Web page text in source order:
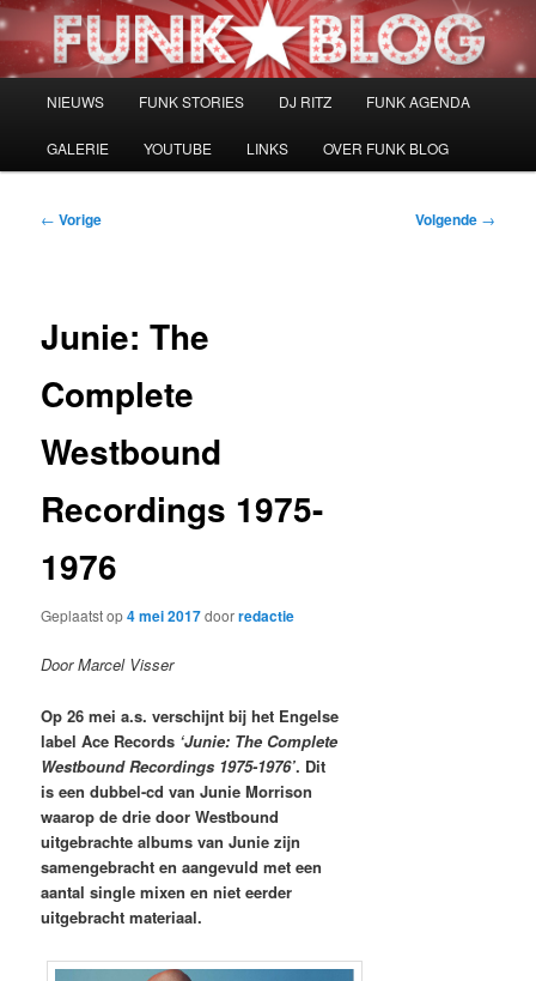
Spring
naar
NIEUWS FUNK STORIES DJ RITZ FUNK AGENDA
GALERIE YOUTUBE LINKS OVER FUNK BLOG
Bericht
← Vorige Volgende →
Junie: The
Complete
Westbound
Recordings 1975-
1976
Geplaatst op4 mei 2017doorredactie
Door Marcel Visser
Op 26 mei a.s. verschijnt bij het Engelse
label Ace Records ‘Junie: The Complete
Westbound Recordings 1975-1976’. Dit
is een dubbel-cd van Junie Morrison
waarop de drie door Westbound
uitgebrachte albums van Junie zijn
samengebracht en aangevuld met een
aantal single mixen en niet eerder
uitgebracht materiaal.